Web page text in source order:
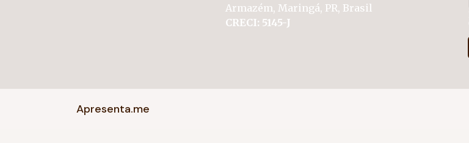
Armazém, Maringá, PR, Brasil
CRECI: 5145-J